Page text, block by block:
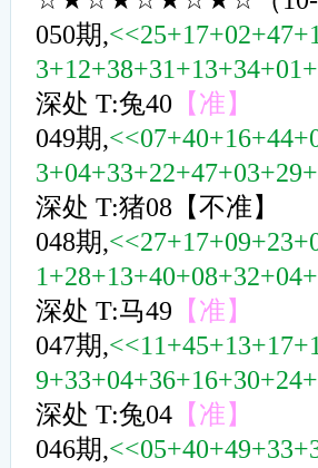
050期,
深处 T:兔40 【准】
049期,
深处 T:猪08【不准】
048期,
深处 T:马49 【准】
047期,
深处 T:兔04【准】
046期,